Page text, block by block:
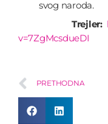
svog naroda.
Trejler:
v=7ZgMcsdueDI
PRETHODNA